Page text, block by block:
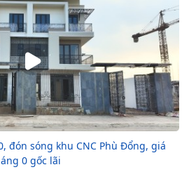
đón sóng khu CNC Phù Đổng, giá
0 gốc lãi